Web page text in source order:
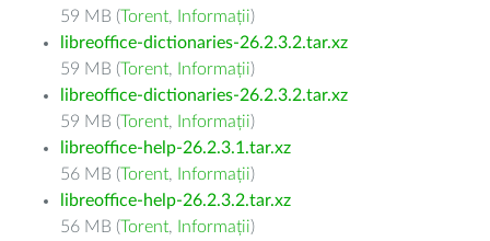
59 MB (Torent, Informații)
libreoffice-dictionaries-26.2.3.2.tar.xz
59 MB (Torent, Informații)
libreoffice-dictionaries-26.2.3.2.tar.xz
59 MB (Torent, Informații)
libreoffice-help-26.2.3.1.tar.xz
56 MB (Torent, Informații)
libreoffice-help-26.2.3.2.tar.xz
56 MB (Torent, Informații)